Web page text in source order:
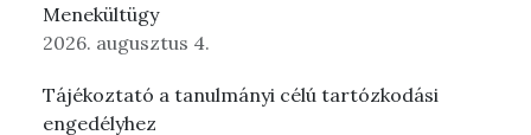
Menekültügy
2026. augusztus 4.
Tájékoztató a tanulmányi célú tartózkodási
engedélyhez